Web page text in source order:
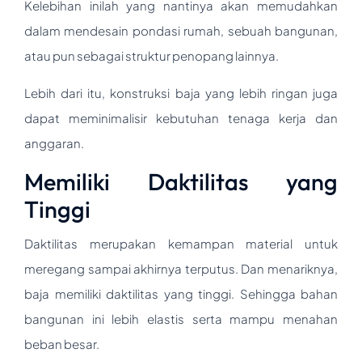
Kelebihan inilah yang nantinya akan memudahkan
dalam mendesain pondasi rumah, sebuah bangunan,
atau pun sebagai struktur penopang lainnya.
Lebih dari itu, konstruksi baja yang lebih ringan juga
dapat meminimalisir kebutuhan tenaga kerja dan
anggaran.
Memiliki Daktilitas yang
Tinggi
Daktilitas merupakan kemampan material untuk
meregang sampai akhirnya terputus. Dan menariknya,
baja memiliki daktilitas yang tinggi. Sehingga bahan
bangunan ini lebih elastis serta mampu menahan
beban besar.